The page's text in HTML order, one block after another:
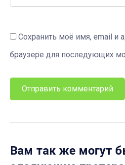
Сохранить моё имя, email и
браузере для последующих
Вам так же могут